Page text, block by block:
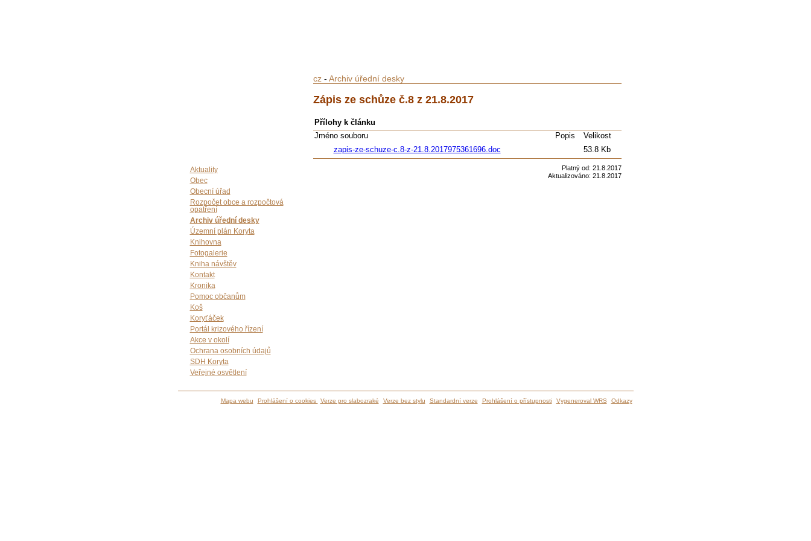
Aktuality
Obec
Obecní úřad
Rozpočet obce a rozpočtová
opatření
Archiv úřední desky
Územní plán Koryta
Knihovna
Fotogalerie
Kniha návštěv
Kontakt
Kronika
Pomoc občanům
Koš
Koryťáček
Portál krizového řízení
Akce v okolí
Ochrana osobních údajů
SDH Koryta
Veřejné osvětlení
cz- Archiv úřední desky
Zápis ze schůze č.8 z 21.8.2017
Přílohy k článku
Jméno souboru
Popis
Velikost
zapis-ze-schuze-c.8-z-21.8.2017975361696.doc
53.8 Kb
Platný od: 21.8.2017
Aktualizováno: 21.8.2017
Mapa webu Prohlášení o cookies Verze pro slabozraké Verze bez stylu Standardní verze Prohlášení o přístupnosti Vygeneroval WRS Odkazy